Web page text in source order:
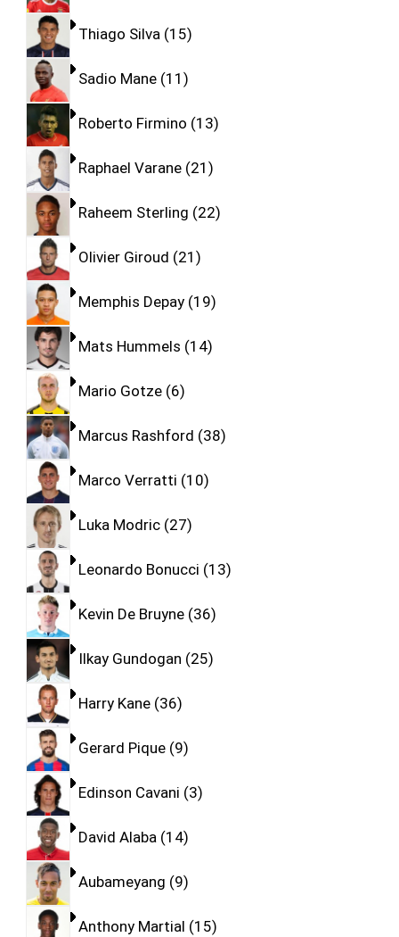
Thiago Silva 15
Sadio Mane 11
Roberto Firmino 13
Raphael Varane 21
Raheem Sterling 22
Olivier Giroud 21
Memphis Depay 19
Mats Hummels 14
Mario Gotze 6
Marcus Rashford 38
Marco Verratti 10
Luka Modric 27
Leonardo Bonucci 13
Kevin De Bruyne 36
Ilkay Gundogan 25
Harry Kane 36
Gerard Pique 9
Edinson Cavani 3
David Alaba 14
Aubameyang 9
Anthony Martial 15